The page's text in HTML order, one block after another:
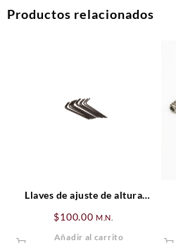
Productos relacionados
Llaves de ajuste de altura
$100.00 M.N.
Añadir al carrito